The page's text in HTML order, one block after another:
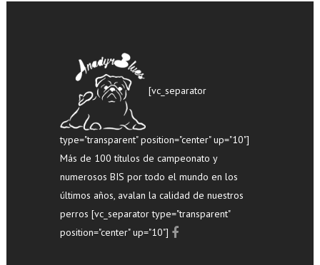
[vc_separator
type="transparent" position="center" up="10"]
Más de 100 títulos de campeonato y
numerosos BIS por todo el mundo en los
últimos años, avalan la calidad de nuestros
perros [vc_separator type="transparent"
position="center" up="10"]